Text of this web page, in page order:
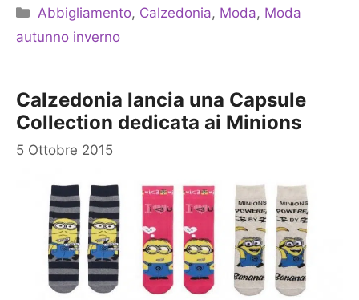
Categorie
Abbigliamento, Calzedonia, Moda, Moda
autunno inverno
Calzedonia lancia una Capsule
Collection dedicata ai Minions
5 Ottobre 2015